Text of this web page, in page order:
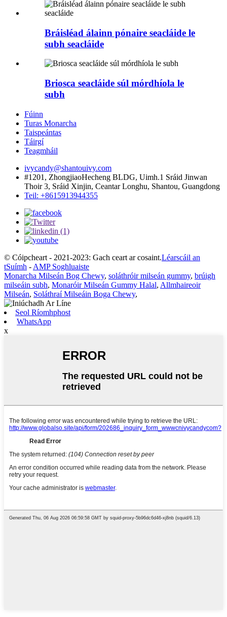
Bráisléad álainn pónaire seacláide le
subh seacláide
Briosca seacláide súl mórdhíola le
subh
Fúinn
Turas Monarcha
Taispeántas
Táirgí
Teagmháil
ivycandy@shantouivy.com
#1201, ZhongjiaoHecheng BLDG, Uimh.1 Sráid Jinwan
Thoir 3, Sráid Xinjin, Ceantar Longhu, Shantou, Guangdong
Teil: +8615913944355
© Cóipcheart - 2021-2023: Gach ceart ar cosaint.Léarscáil an
tSuímh - AMP Soghluaiste
Monarcha Milseán Bog Chewy, soláthróir milseán gummy, brúigh
milseáin subh, Monaróir Milseán Gummy Halal, Allmhaireoir
Milseán, Soláthraí Milseáin Boga Chewy,
Seol Ríomhphost
WhatsApp
x